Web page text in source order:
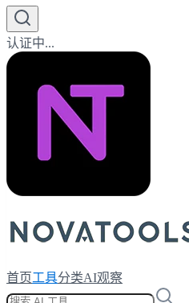
认证中...
首页工具分类AI观察